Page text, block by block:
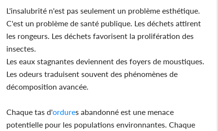
L'insalubrité n'est pas seulement un problème esthétique.
C'est un problème de santé publique. Les déchets attirent
les rongeurs. Les déchets favorisent la prolifération des
insectes.
Les eaux stagnantes deviennent des foyers de moustiques.
Les odeurs traduisent souvent des phénomènes de
décomposition avancée.
Chaque tas d'ordures abandonné est une menace
potentielle pour les populations environnantes. Chaque